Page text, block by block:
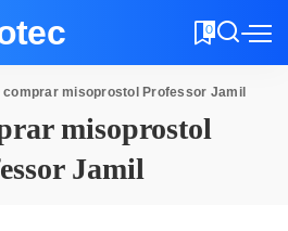
0
comprar misoprostol Professor Jamil
misoprostol
Jamil